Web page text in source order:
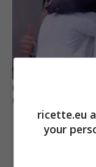
Masterchef 11, ecco
piaciuto questo
ricette.eu
your